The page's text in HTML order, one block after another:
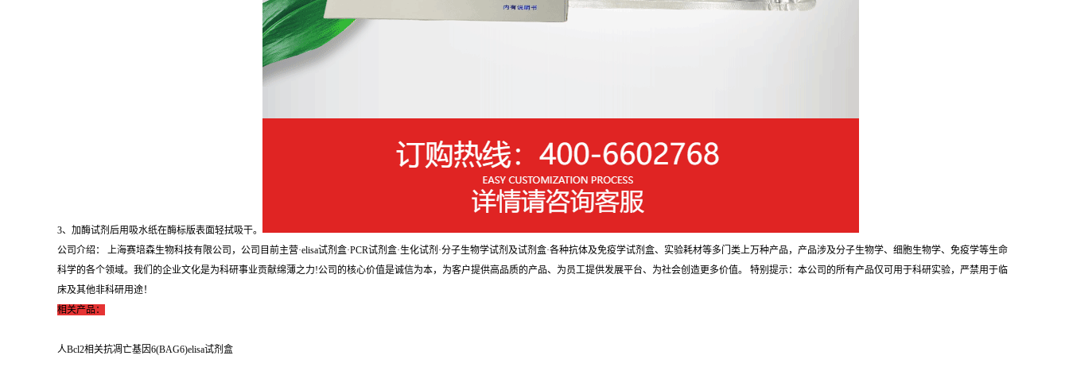
3、加酶试剂后用吸水纸在酶标版表面轻拭吸干。
公司介绍： 上海赛培森生物科技有限公司，公司目前主营·elisa试剂盒·PCR试剂盒·生化试剂·分子生物学试剂及试剂盒·各种抗体及免疫学试剂盒、实验耗材等多门类上万种产品，产品涉及分子生物学、细胞生物学、免疫学等生命
科学的各个领域。我们的企业文化是为科研事业贡献绵薄之力!公司的核心价值是诚信为本，为客户提供高品质的产品、为员工提供发展平台、为社会创造更多价值。 特别提示：本公司的所有产品仅可用于科研实验，严禁用于临
床及其他非科研用途！
相关产品：
人Bcl2相关抗凋亡基因6(BAG6)elisa试剂盒